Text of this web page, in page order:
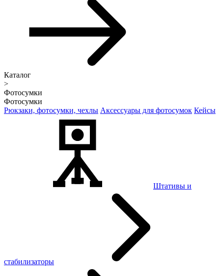
Каталог
>
Фотосумки
Фотосумки
Рюкзаки, фотосумки, чехлы Аксессуары для фотосумок Кейсы
Штативы и
стабилизаторы